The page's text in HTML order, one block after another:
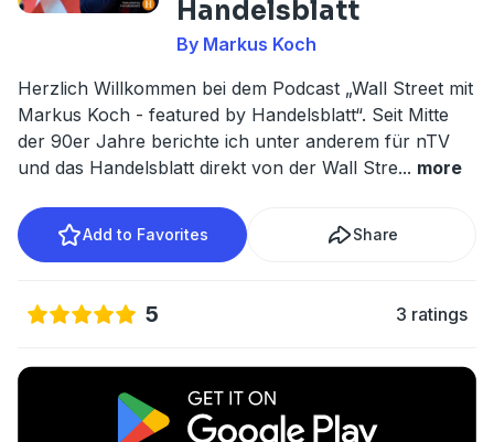
Handelsblatt
By Markus Koch
Herzlich Willkommen bei dem Podcast „Wall Street mit
Markus Koch - featured by Handelsblatt“. Seit Mitte
der 90er Jahre berichte ich unter anderem für nTV
und das Handelsblatt direkt von der Wall Stre... more
Add to Favorites Share
5 3 ratings